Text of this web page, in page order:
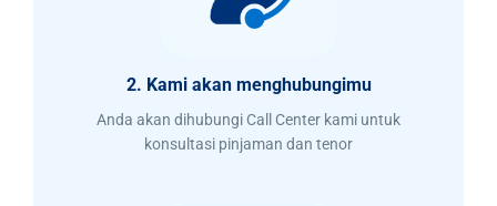
2. Kami akan menghubungimu
Anda akan dihubungi Call Center kami untuk
konsultasi pinjaman dan tenor